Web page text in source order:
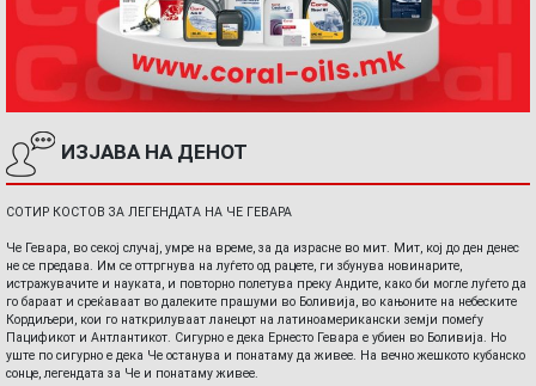
ИЗЈАВА НА ДЕНОТ
СОТИР КОСТОВ ЗА ЛЕГЕНДАТА НА ЧЕ ГЕВАРА
Че Гевара, во секој случај, умре на време, за да израсне во мит. Мит, кој до ден денес
не се предава. Им се оттргнува на луѓето од рацете, ги збунува новинарите,
истражувачите и науката, и повторно полетува преку Андите, како би могле луѓето да
го бараат и среќаваат во далеките прашуми во Боливија, во кањоните на небеските
Кордиљери, кои го наткрилуваат ланецот на латиноамерикански земји помеѓу
Пацификот и Антлантикот. Сигурно е дека Ернесто Гевара е убиен во Боливија. Но
уште по сигурно е дека Че останува и понатаму да живее. На вечно жешкото кубанско
сонце, легендата за Че и понатаму живее.